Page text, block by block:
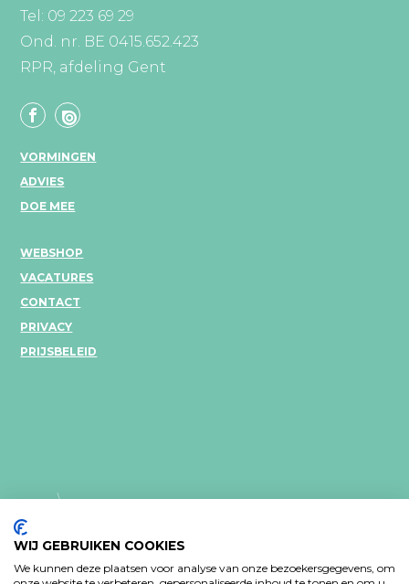
Tel: 09 223 69 29
Ond. nr. BE 0415.652.423
RPR, afdeling Gent
VORMINGEN
ADVIES
DOE MEE
WEBSHOP
VACATURES
CONTACT
PRIVACY
PRIJSBELEID
WIJ GEBRUIKEN COOKIES
We kunnen deze plaatsen voor analyse van onze bezoekersgegevens, om